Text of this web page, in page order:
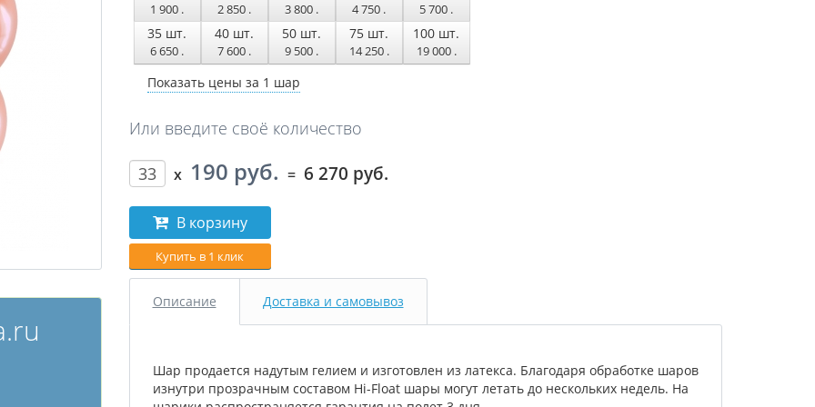
1 900 . 2 850 . 3 800 . 4 750 . 5 700 .
35 шт.
6 650 .
40 шт.
7 600 .
50 шт.
9 500 .
75 шт.
14 250 .
100 шт.
19 000 .
Показать цены за 1 шар
Или введите своё количество
x 190 руб. = 6 270 руб.
В корзину
Купить в 1 клик
Описание Доставка и самовывоз
Шар продается надутым гелием и изготовлен из латекса. Благодаря обработке шаров
изнутри прозрачным составом Hi-Float шары могут летать до нескольких недель. На